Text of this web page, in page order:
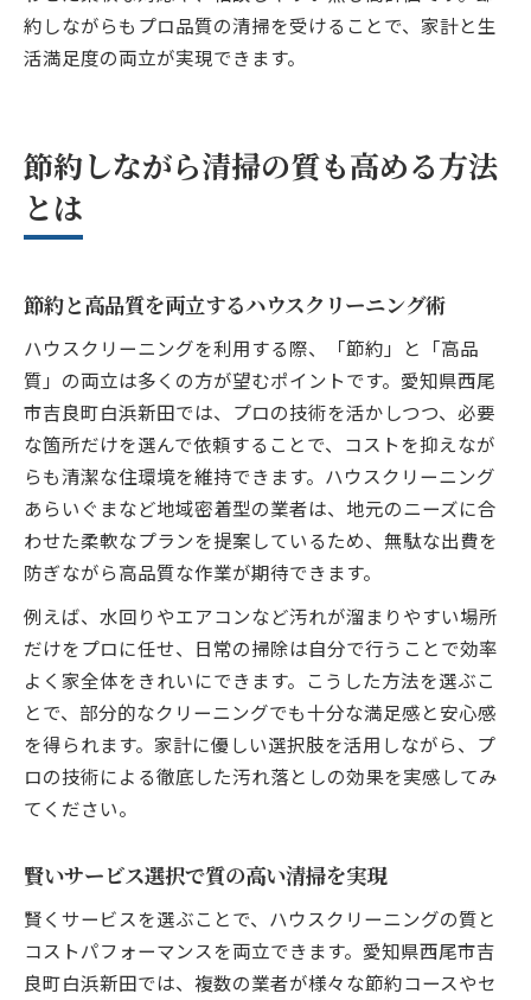
約しながらもプロ品質の清掃を受けることで、家計と生
活満足度の両立が実現できます。
節約しながら清掃の質も高める方法
とは
節約と高品質を両立するハウスクリーニング術
ハウスクリーニングを利用する際、「節約」と「高品
質」の両立は多くの方が望むポイントです。愛知県西尾
市吉良町白浜新田では、プロの技術を活かしつつ、必要
な箇所だけを選んで依頼することで、コストを抑えなが
らも清潔な住環境を維持できます。ハウスクリーニング
あらいぐまなど地域密着型の業者は、地元のニーズに合
わせた柔軟なプランを提案しているため、無駄な出費を
防ぎながら高品質な作業が期待できます。
例えば、水回りやエアコンなど汚れが溜まりやすい場所
だけをプロに任せ、日常の掃除は自分で行うことで効率
よく家全体をきれいにできます。こうした方法を選ぶこ
とで、部分的なクリーニングでも十分な満足感と安心感
を得られます。家計に優しい選択肢を活用しながら、プ
ロの技術による徹底した汚れ落としの効果を実感してみ
てください。
賢いサービス選択で質の高い清掃を実現
賢くサービスを選ぶことで、ハウスクリーニングの質と
コストパフォーマンスを両立できます。愛知県西尾市吉
良町白浜新田では、複数の業者が様々な節約コースやセ